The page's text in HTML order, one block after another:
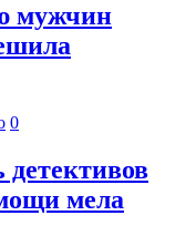
мужчин
0
мела